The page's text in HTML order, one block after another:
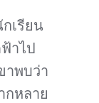
เรียน
าไป
าพบว่า
กหลาย